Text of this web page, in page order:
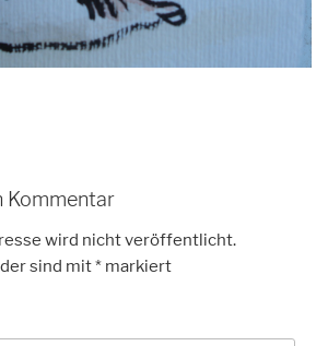
Kommentar
wird nicht veröffentlicht.
sind mit* markiert